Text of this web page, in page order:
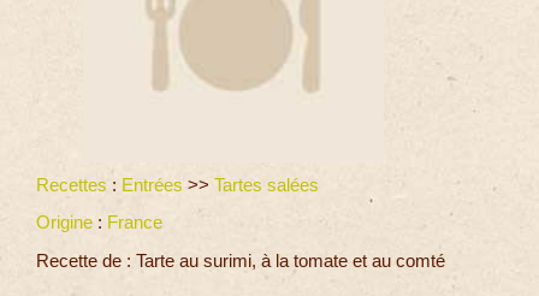
Recettes : Entrées >> Tartes salées
Origine : France
Recette de : Tarte au surimi, à la tomate et au comté